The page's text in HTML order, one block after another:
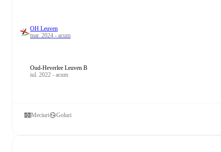
OH Leuven
mar. 2024 - acum
Oud-Heverlee Leuven B
iul. 2022 - acum
Meciuri Goluri